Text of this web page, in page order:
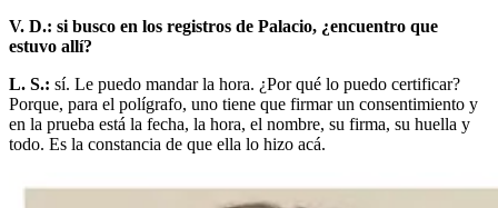
V. D.: si busco en los registros de Palacio, ¿encuentro que
estuvo allí?
L. S.: sí. Le puedo mandar la hora. ¿Por qué lo puedo certificar?
Porque, para el polígrafo, uno tiene que firmar un consentimiento y
en la prueba está la fecha, la hora, el nombre, su firma, su huella y
todo. Es la constancia de que ella lo hizo acá.